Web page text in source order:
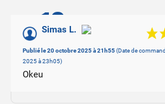
10/10
Basé sur 1 avis
Simas L.
Publié le 20 octobre 2025 à 21h55(Date de
2025 à 23h05)
Okeu